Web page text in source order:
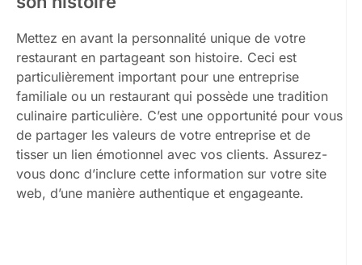
Mettez en avant la personnalité unique de votre
restaurant en partageant son histoire. Ceci est
particulièrement important pour une entreprise
familiale ou un restaurant qui possède une tradition
culinaire particulière. C’est une opportunité pour vous
de partager les valeurs de votre entreprise et de
tisser un lien émotionnel avec vos clients. Assurez-
vous donc d’inclure cette information sur votre site
web, d’une manière authentique et engageante.